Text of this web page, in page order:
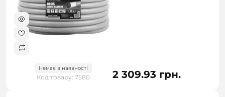
Немає в наявності
Код товару: 7580 2 309.93 грн.